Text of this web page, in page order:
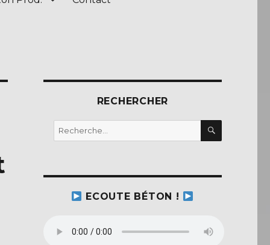
RECHERCHER
Recherche
pour :
ECOUTE BÉTON !